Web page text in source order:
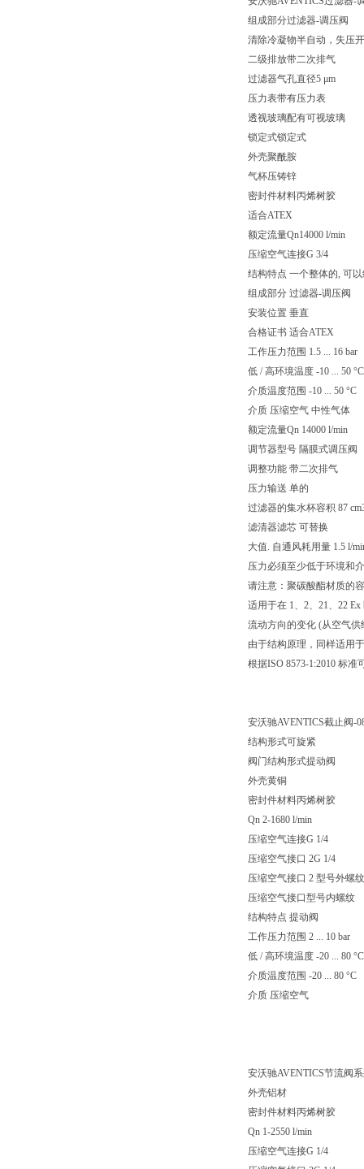
组成部分过滤器-调压阀
清除冷凝物半自动，失压
二级排放带二次排气
过滤器气孔直径5 μm
压力表带有压力表
透视玻璃配有可视玻璃
锁定式锁定式
外壳聚酰胺
气杯压铸锌
密封件材料丙烯树胶
适合ATEX
额定流量Qn14000 l/min
压缩空气连接G 3/4
结构特点 一个整体的, 可
组成部分 过滤器-调压阀
安装位置 垂直
合格证书 适合ATEX
工作压力范围 1.5 ... 16 bar
低 / 高环境温度 -10 ... 50 °C
介质温度范围 -10 ... 50 °C
介质 压缩空气 中性气体
额定流量Qn 14000 l/min
调节器型号 隔膜式调压阀
调整功能 带二次排气
压力输送 单的
过滤器的集水杯容积 87
滤清器滤芯 可替换
大值. 自通风耗用量 1.5 l/
压力必须至少低于环境和
请注意：聚碳酸酯材质的
适用于在 1、2、21、22
流动方向的变化 (从空气
由于结构原理，同样适用
根据ISO 8573-1:2010 标
安沃驰AVENTICS截止阀-
结构形式可旋紧
阀门结构形式提动阀
外壳黄铜
密封件材料丙烯树胶
Qn 2-1680 l/min
压缩空气连接G 1/4
压缩空气接口 2G 1/4
压缩空气接口 2 型号外螺纹
压缩空气接口型号内螺纹
结构特点 提动阀
工作压力范围 2 ... 10 bar
低 / 高环境温度 -20 ... 80 °C
介质温度范围 -20 ... 80 °C
介质 压缩空气
安沃驰AVENTICS节流阀系
外壳铝材
密封件材料丙烯树胶
Qn 1-2550 l/min
压缩空气连接G 1/4